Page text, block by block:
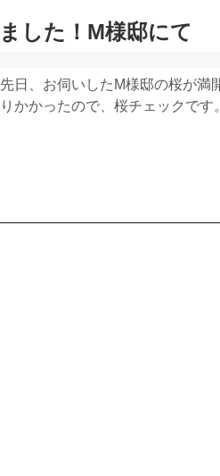
した！M様邸にて
日、お伺いしたM様邸の桜が満
かかったので、桜チェックです